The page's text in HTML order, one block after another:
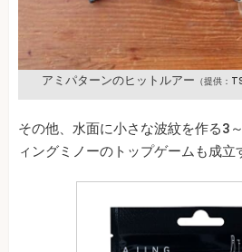
アミパターンのヒットルアー （提供：
その他、水面に小さな波紋を作る3
ィングミノーのトップゲームも成立